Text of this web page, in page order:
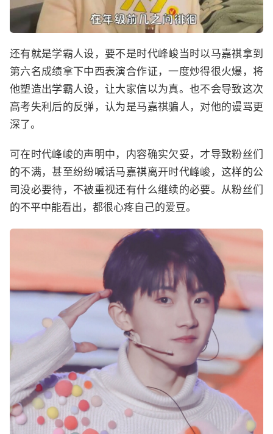
还有就是学霸人设，要不是时代峰峻当时以马嘉祺拿到
第六名成绩拿下中西表演合作证，一度炒得很火爆，将
他塑造出学霸人设，让大家信以为真。也不会导致这次
高考失利后的反弹，认为是马嘉祺骗人，对他的谩骂更
深了。
可在时代峰峻的声明中，内容确实欠妥，才导致粉丝们
的不满，甚至纷纷喊话马嘉祺离开时代峰峻，这样的公
司没必要待，不被重视还有什么继续的必要。从粉丝们
的不平中能看出，都很心疼自己的爱豆。